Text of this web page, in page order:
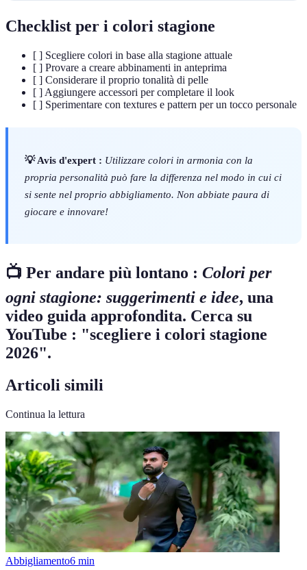
Checklist per i colori stagione
[ ] Scegliere colori in base alla stagione attuale
[ ] Provare a creare abbinamenti in anteprima
[ ] Considerare il proprio tonalità di pelle
[ ] Aggiungere accessori per completare il look
[ ] Sperimentare con textures e pattern per un tocco personale
💡 Avis d'expert : Utilizzare colori in armonia con la
propria personalità può fare la differenza nel modo in cui ci
si sente nel proprio abbigliamento. Non abbiate paura di
giocare e innovare!
📺 Per andare più lontano : Colori per
ogni stagione: suggerimenti e idee, una
video guida approfondita. Cerca su
YouTube : "scegliere i colori stagione
2026".
Articoli simili
Continua la lettura
Abbigliamento6 min